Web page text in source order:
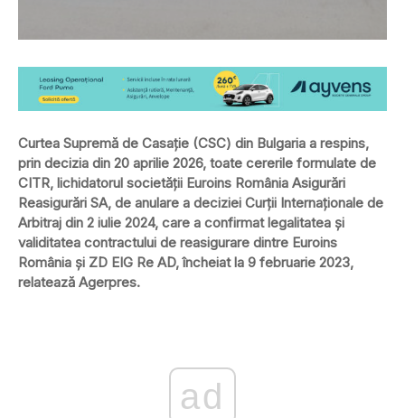
Curtea Supremă de Casație (CSC) din Bulgaria a respins,
prin decizia din 20 aprilie 2026, toate cererile formulate de
CITR, lichidatorul societății Euroins România Asigurări
Reasigurări SA, de anulare a deciziei Curții Internaționale de
Arbitraj din 2 iulie 2024, care a confirmat legalitatea și
validitatea contractului de reasigurare dintre Euroins
România și ZD EIG Re AD, încheiat la 9 februarie 2023,
relatează Agerpres.
ad